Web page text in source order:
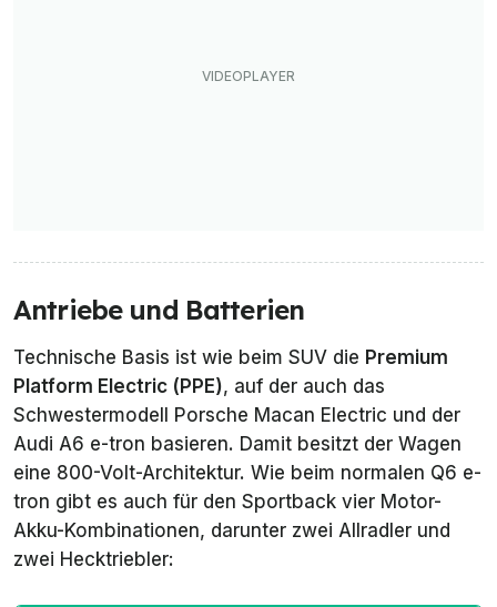
Antriebe und Batterien
Technische Basis ist wie beim SUV die Premium
Platform Electric (PPE), auf der auch das
Schwestermodell Porsche Macan Electric und der
Audi A6 e-tron basieren. Damit besitzt der Wagen
eine 800-Volt-Architektur. Wie beim normalen Q6 e-
tron gibt es auch für den Sportback vier Motor-
Akku-Kombinationen, darunter zwei Allradler und
zwei Hecktriebler: